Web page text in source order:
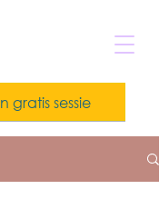
gratis sessie